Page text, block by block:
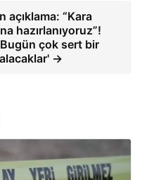
açıklama: “Kara
hazırlanıyoruz”!
çok sert bir
alacaklar' →